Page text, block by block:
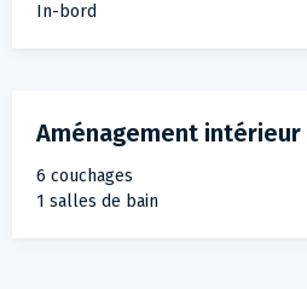
In-bord
Aménagement
6 couchages
1 salles de bain